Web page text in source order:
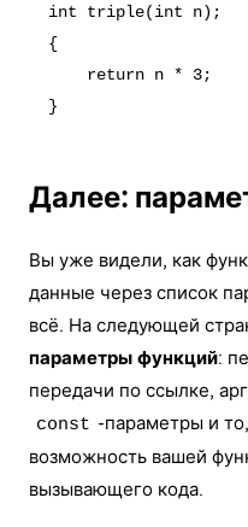
int triple(int n);   //
{
return n * 3;
Далее:
Вы уже видели, как
данные через список
всё. На следующей
параметры функций:
передачи по ссылке,
const -параметры и
возможность вашей
вызывающего кода.